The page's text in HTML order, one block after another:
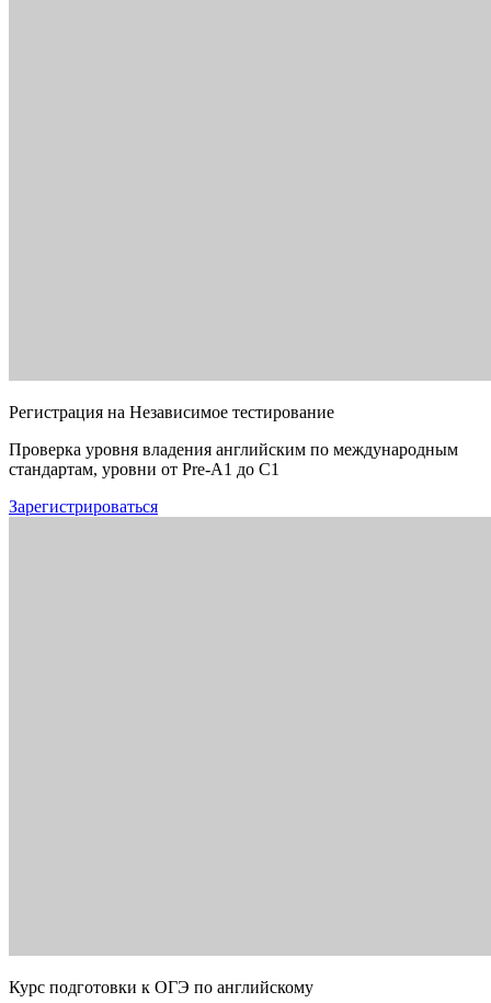
Регистрация на Независимое тестирование
Проверка уровня владения английским по международным
стандартам, уровни от Pre-A1 до C1
Зарегистрироваться
Курс подготовки к ОГЭ по английскому